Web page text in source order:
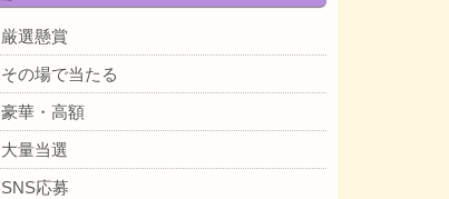
厳選懸賞
その場で当たる
豪華・高額
大量当選
SNS応募